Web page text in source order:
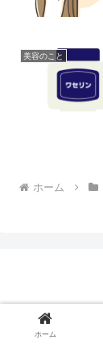
美容のこと
ホーム
ホーム